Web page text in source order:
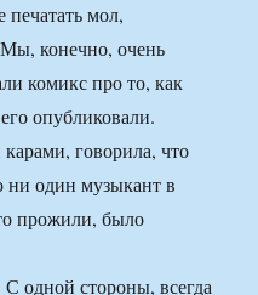
печатать мол,
Мы, конечно, очень
комикс про то, как
опубликовали.
говорила, что
ни один музыкант в
прожили, было
С одной стороны, всегда